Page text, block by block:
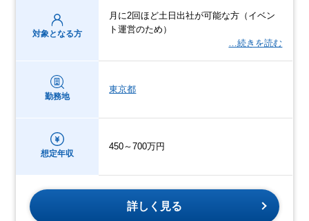
対象となる方
月に2回ほど土日出社が可能な方（イベン
ト運営のため）
…続きを読む
勤務地
東京都
想定年収
450～700万円
詳しく見る